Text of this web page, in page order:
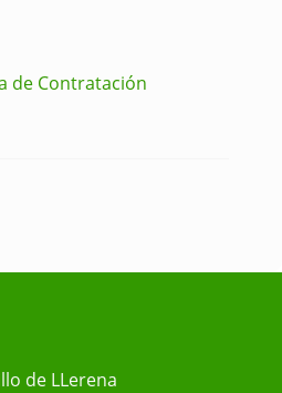
de Contratación
de LLerena